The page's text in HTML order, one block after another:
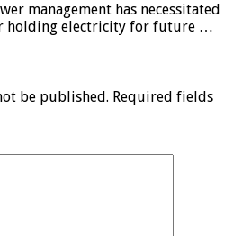
management has necessitated
holding electricity for future …
be published. Required fields